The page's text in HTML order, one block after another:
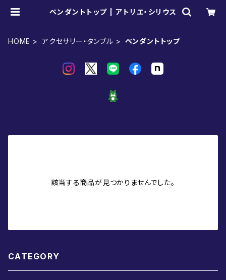
ペンダントトップ | アトリエ・シリウス
HOME アクセサリー・タンブル ペンダントトップ
該当する商品が見つかりませんでした。
CATEGORY